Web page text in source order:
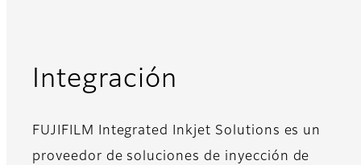
Integración
FUJIFILM Integrated Inkjet Solutions es un
proveedor de soluciones de inyección de